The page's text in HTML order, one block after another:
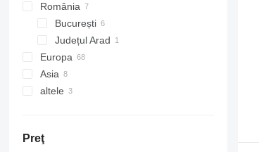
România
București
București
Județul Arad
Europa
Asia
altele
Preţ